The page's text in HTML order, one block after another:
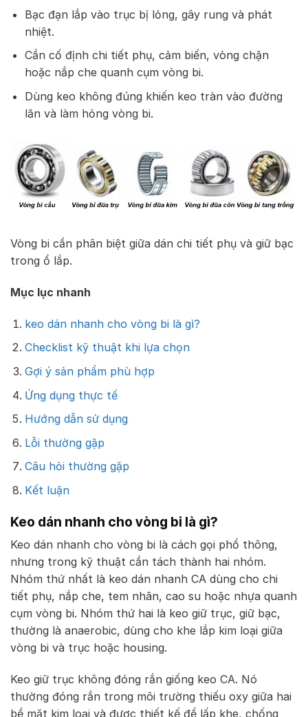
Bạc đạn lắp vào trục bị lỏng, gây rung và phát
nhiệt.
Cần cố định chi tiết phụ, cảm biến, vòng chặn
hoặc nắp che quanh cụm vòng bi.
Dùng keo không đúng khiến keo tràn vào đường
lăn và làm hỏng vòng bi.
Vòng bi cần phân biệt giữa dán chi tiết phụ và giữ bạc
trong ổ lắp.
Mục lục nhanh
keo dán nhanh cho vòng bi là gì?
Checklist kỹ thuật khi lựa chọn
Gợi ý sản phẩm phù hợp
Ứng dụng thực tế
Hướng dẫn sử dụng
Lỗi thường gặp
Câu hỏi thường gặp
Kết luận
Keo dán nhanh cho vòng bi là gì?
Keo dán nhanh cho vòng bi là cách gọi phổ thông,
nhưng trong kỹ thuật cần tách thành hai nhóm.
Nhóm thứ nhất là keo dán nhanh CA dùng cho chi
tiết phụ, nắp che, tem nhãn, cao su hoặc nhựa quanh
cụm vòng bi. Nhóm thứ hai là keo giữ trục, giữ bạc,
thường là anaerobic, dùng cho khe lắp kim loại giữa
vòng bi và trục hoặc housing.
Keo giữ trục không đóng rắn giống keo CA. Nó
thường đóng rắn trong môi trường thiếu oxy giữa hai
bề mặt kim loại và được thiết kế để lấp khe, chống